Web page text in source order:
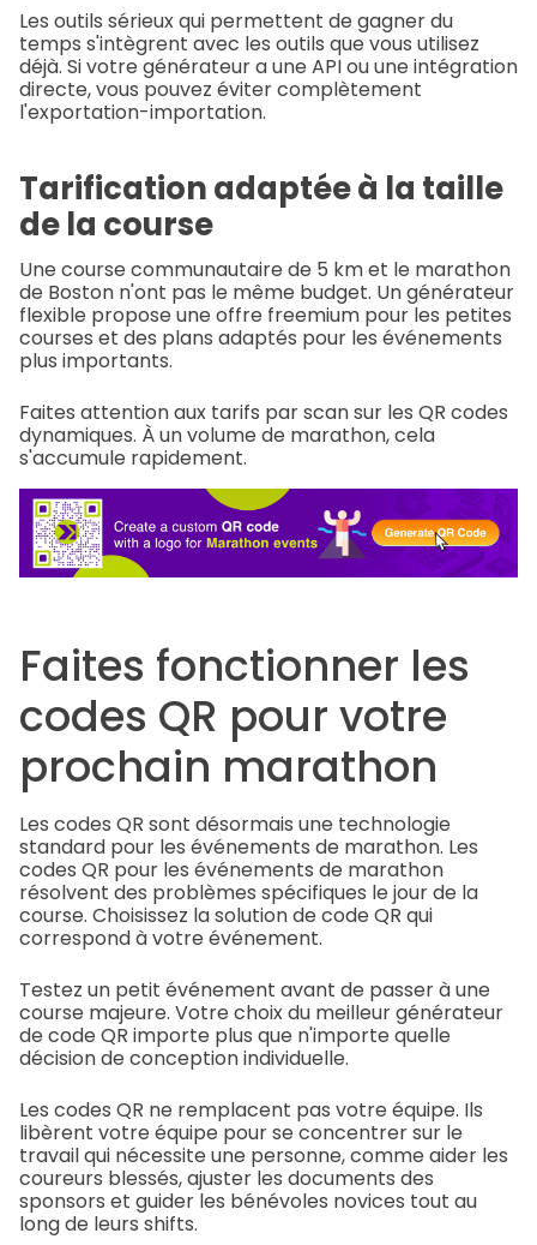
Les outils sérieux qui permettent de gagner du
temps s'intègrent avec les outils que vous utilisez
déjà. Si votre générateur a une API ou une intégration
directe, vous pouvez éviter complètement
l'exportation-importation.
Tarification adaptée à la taille
de la course
Une course communautaire de 5 km et le marathon
de Boston n'ont pas le même budget. Un générateur
flexible propose une offre freemium pour les petites
courses et des plans adaptés pour les événements
plus importants.
Faites attention aux tarifs par scan sur les QR codes
dynamiques. À un volume de marathon, cela
s'accumule rapidement.
Faites fonctionner les
codes QR pour votre
prochain marathon
Les codes QR sont désormais une technologie
standard pour les événements de marathon. Les
codes QR pour les événements de marathon
résolvent des problèmes spécifiques le jour de la
course. Choisissez la solution de code QR qui
correspond à votre événement.
Testez un petit événement avant de passer à une
course majeure. Votre choix du meilleur générateur
de code QR importe plus que n'importe quelle
décision de conception individuelle.
Les codes QR ne remplacent pas votre équipe. Ils
libèrent votre équipe pour se concentrer sur le
travail qui nécessite une personne, comme aider les
coureurs blessés, ajuster les documents des
sponsors et guider les bénévoles novices tout au
long de leurs shifts.